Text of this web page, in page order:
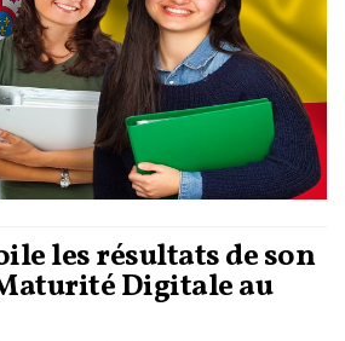
les résultats de son
Digitale au